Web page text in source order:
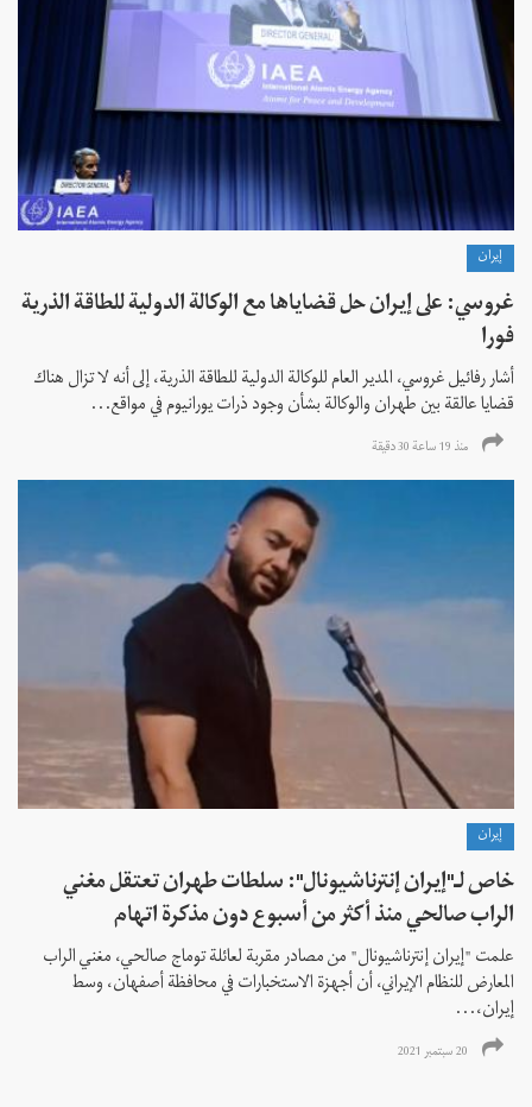
إيران
غروسي: على إيران حل قضاياها مع الوكالة الدولية للطاقة الذرية
فورا
أشار رفائيل غروسي، المدير العام للوكالة الدولية للطاقة الذرية، إلى أنه لا تزال هناك
قضايا عالقة بين طهران والوكالة بشأن وجود ذرات يورانيوم في مواقع...
منذ 19 ساعة 30 دقیقة
إيران
خاص لـ"إيران إنترناشيونال": سلطات طهران تعتقل مغني
الراب صالحي منذ أكثر من أسبوع دون مذكرة اتهام
علمت "إيران إنترناشيونال" من مصادر مقربة لعائلة توماج صالحي، مغني الراب
المعارض للنظام الإيراني، أن أجهزة الاستخبارات في محافظة أصفهان، وسط
إيران،...
20 سبتمبر 2021